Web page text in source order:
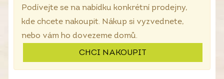
Podívejte se na nabídku konkrétní prodejny,
kde chcete nakoupit. Nákup si vyzvednete,
nebo vám ho dovezeme domů.
CHCI NAKOUPIT